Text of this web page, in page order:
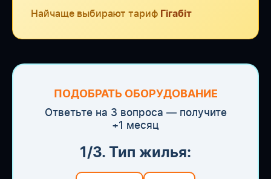
Найчаще выбирают тариф Гігабіт
ПОДОБРАТЬ ОБОРУДОВАНИЕ
Ответьте на 3 вопроса — получите
+1 месяц
1/3. Тип жилья: